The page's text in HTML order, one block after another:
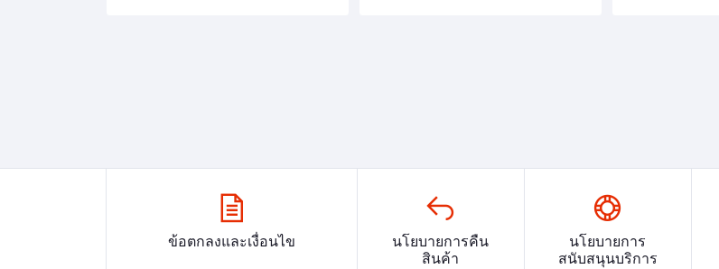
ข้อตกลงและเงื่อนไข
นโยบายการคืน
สินค้า
นโยบายการ
สนับสนุนบริการ